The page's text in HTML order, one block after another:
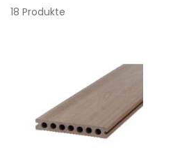
18 Produkte